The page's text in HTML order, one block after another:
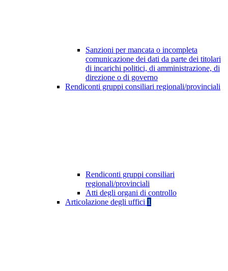
Sanzioni per mancata o incompleta
comunicazione dei dati da parte dei titolari
di incarichi politici, di amministrazione, di
direzione o di governo
Rendiconti gruppi consiliari regionali/provinciali
Rendiconti gruppi consiliari
regionali/provinciali
Atti degli organi di controllo
Articolazione degli uffici 1